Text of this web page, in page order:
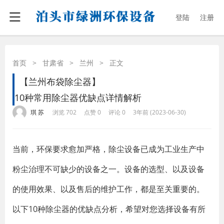
登陆 注册
首页 > 甘肃省 > 兰州 > 正文
【兰州布袋除尘器】
10种常用除尘器优缺点详情解析
琪 苏 浏览 702 点赞 0 评论 0 3年前 (2023-06-30)
当前，环保要求愈加严格，除尘设备已成为工业生产中
粉尘治理不可缺少的设备之一。设备的选型、以及设备
的使用效果、以及售后的维护工作，都是至关重要的。
以下10种除尘器的优缺点分析，希望对您选择设备有所